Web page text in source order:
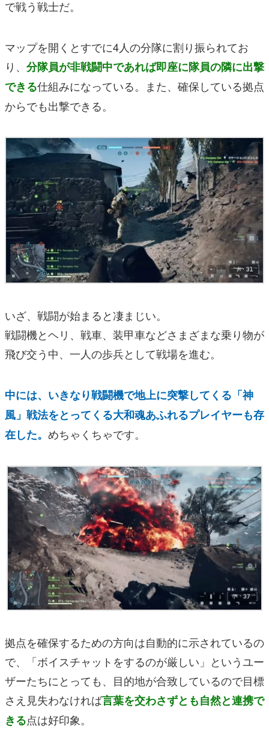
で戦う戦士だ。
マップを開くとすでに4人の分隊に割り振られてお
り、 分隊員が非戦闘中であれば即座に隊員の隣に出撃
できる仕組みになっている。また、確保している拠点
からでも出撃できる。
いざ、戦闘が始まると凄まじい。
戦闘機とヘリ、戦車、装甲車などさまざまな乗り物が
飛び交う中、一人の歩兵として戦場を進む。
中には、いきなり戦闘機で地上に突撃してくる「神
風」戦法をとってくる大和魂あふれるプレイヤーも存
在した。 めちゃくちゃです。
拠点を確保するための方向は自動的に示されているの
で、「ボイスチャットをするのが厳しい」というユー
ザーたちにとっても、目的地が合致しているので目標
さえ見失わなければ言葉を交わさずとも自然と連携で
きる点は好印象。